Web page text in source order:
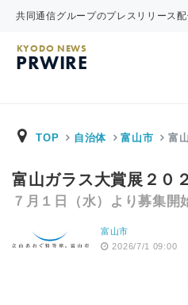
共同通信グループのプレスリリース
KYODO NEWS
PRWIRE
TOP 自治体 富山市 富
富山ガラス大賞展２０
７月１日（水）より募集開
富山市
2026/7/1 09:00